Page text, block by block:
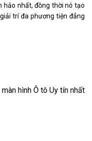
hảo nhất, đồng thời nó tạo
trí đa phương tiện đẳng
hình Ô tô Uy tín nhất
C300 số lượng